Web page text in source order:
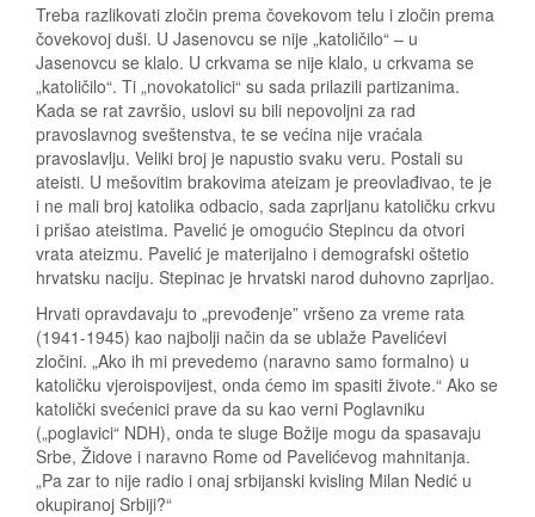
Treba razlikovati zločin prema čovekovom telu i zločin prema
čovekovoj duši. U Jasenovcu se nije „katoličilo“ – u
Jasenovcu se klalo. U crkvama se nije klalo, u crkvama se
„katoličilo“. Ti „novokatolici“ su sada prilazili partizanima.
Kada se rat završio, uslovi su bili nepovoljni za rad
pravoslavnog sveštenstva, te se većina nije vraćala
pravoslavlju. Veliki broj je napustio svaku veru. Postali su
ateisti. U mešovitim brakovima ateizam je preovlađivao, te je
i ne mali broj katolika odbacio, sada zaprljanu katoličku crkvu
i prišao ateistima. Pavelić je omogućio Stepincu da otvori
vrata ateizmu. Pavelić je materijalno i demografski oštetio
hrvatsku naciju. Stepinac je hrvatski narod duhovno zaprljao.
Hrvati opravdavaju to „prevođenje” vršeno za vreme rata
(1941-1945) kao najbolji način da se ublaže Pavelićevi
zločini. „Ako ih mi prevedemo (naravno samo formalno) u
katoličku vjeroispovijest, onda ćemo im spasiti živote.“ Ako se
katolički svećenici prave da su kao verni Poglavniku
(„poglavici“ NDH), onda te sluge Božije mogu da spasavaju
Srbe, Židove i naravno Rome od Pavelićevog mahnitanja.
„Pa zar to nije radio i onaj srbijanski kvisling Milan Nedić u
okupiranoj Srbiji?“